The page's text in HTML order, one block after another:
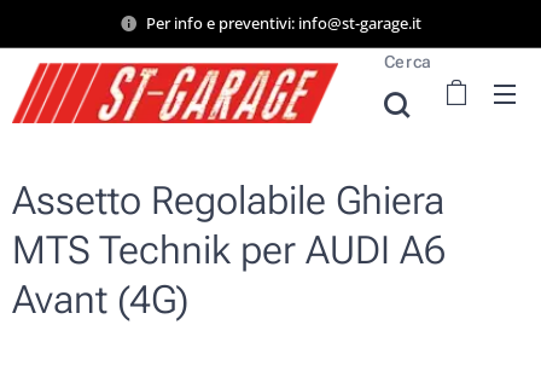
Per info e preventivi: info@st-garage.it
Cerca
Assetto Regolabile Ghiera
MTS Technik per AUDI A6
Avant (4G)